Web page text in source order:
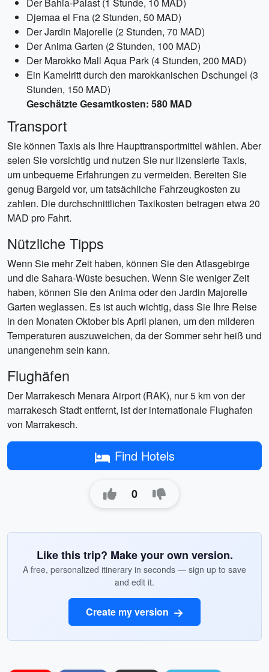
Djemaa el Fna (2 Stunden, 50 MAD)
Der Jardin Majorelle (2 Stunden, 70 MAD)
Der Anima Garten (2 Stunden, 100 MAD)
Der Marokko Mall Aqua Park (4 Stunden, 200 MAD)
Ein Kamelritt durch den marokkanischen Dschungel (3
Stunden, 150 MAD)
Geschätzte Gesamtkosten: 580 MAD
Transport
Sie können Taxis als Ihre Haupttransportmittel wählen. Aber
seien Sie vorsichtig und nutzen Sie nur lizensierte Taxis,
um unbequeme Erfahrungen zu vermeiden. Bereiten Sie
genug Bargeld vor, um tatsächliche Fahrzeugkosten zu
zahlen. Die durchschnittlichen Taxikosten betragen etwa 20
MAD pro Fahrt.
Nützliche Tipps
Wenn Sie mehr Zeit haben, können Sie den Atlasgebirge
und die Sahara-Wüste besuchen. Wenn Sie weniger Zeit
haben, können Sie den Anima oder den Jardin Majorelle
Garten weglassen. Es ist auch wichtig, dass Sie Ihre Reise
in den Monaten Oktober bis April planen, um den milderen
Temperaturen auszuweichen, da der Sommer sehr heiß und
unangenehm sein kann.
Flughäfen
Der Marrakesch Menara Airport (RAK), nur 5 km von der
marrakesch Stadt entfernt, ist der internationale Flughafen
von Marrakesch.
Find Hotels
0
Like this trip? Make your own version.
A free, personalized itinerary in seconds — sign up to save
and edit it.
Create my version